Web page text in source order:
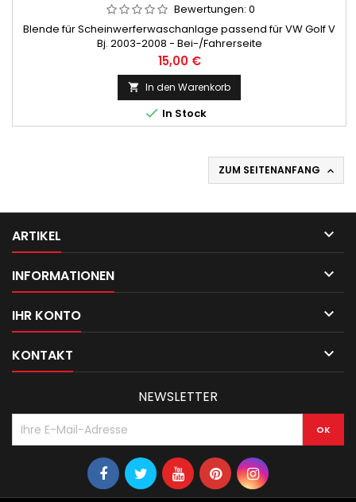
Bewertungen: 0
Blende für Scheinwerferwaschanlage passend für VW Golf V
Bj. 2003-2008 - Bei-/Fahrerseite
Preis
15,00 €
 In den Warenkorb
 In Stock
ZUM SEITENANFANG 
ARTIKEL 
INFORMATIONEN 
IHR KONTO 
KONTAKT 
NEWSLETTER